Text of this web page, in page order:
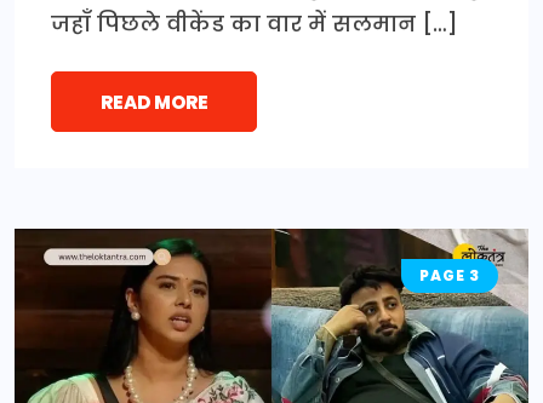
जहाँ पिछले वीकेंड का वार में सलमान […]
READ MORE
PAGE 3